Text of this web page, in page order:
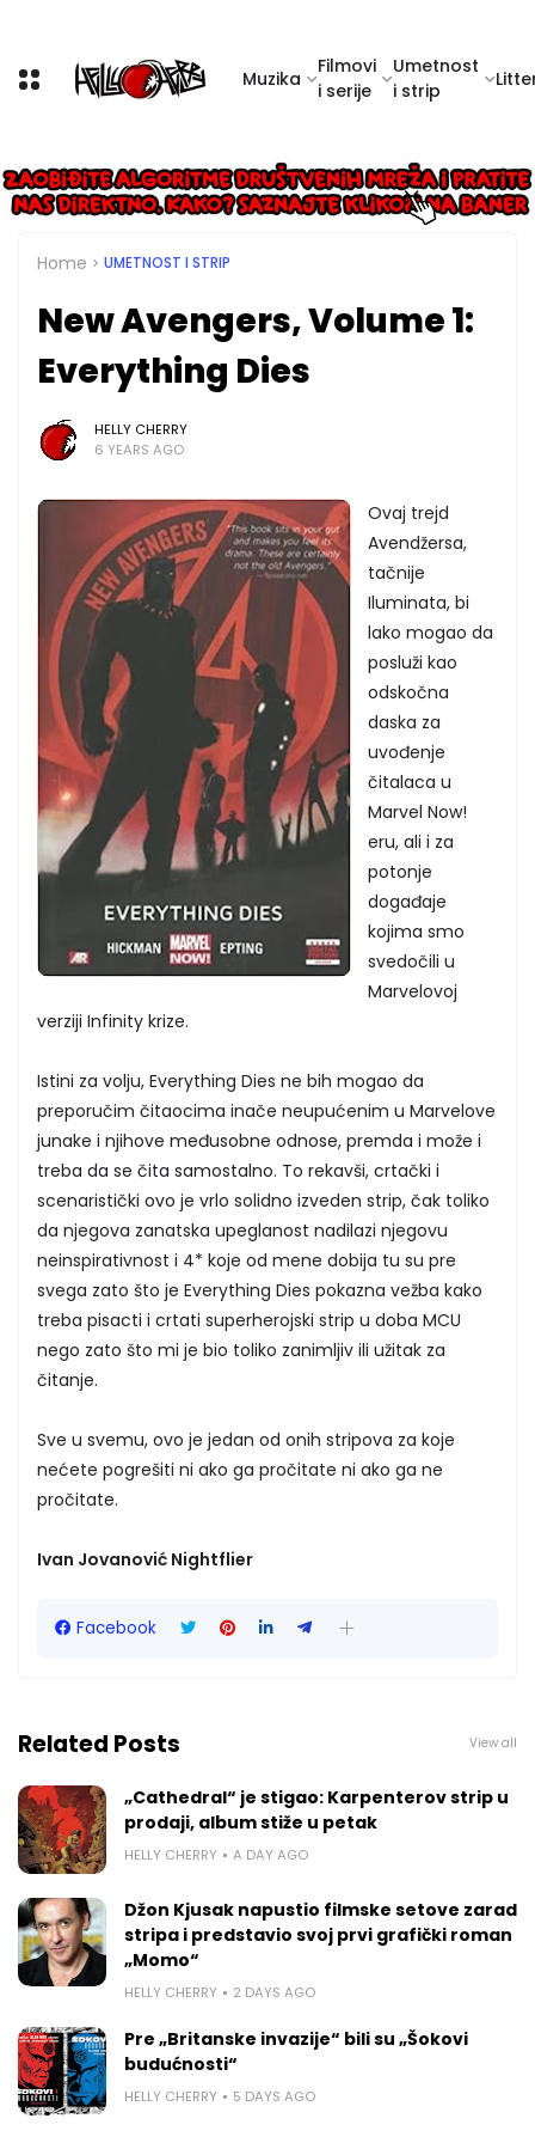
Muzika
Filmovi
i serije
Umetnost
i strip
Home UMETNOST I STRIP
New Avengers, Volume 1:
Everything Dies
HELLY CHERRY
6 YEARS AGO
Ovaj trejd
Avendžersa,
tačnije
Iluminata, bi
lako mogao da
posluži kao
odskočna
daska za
uvođenje
čitalaca u
Marvel Now!
eru, ali i za
potonje
događaje
kojima smo
svedočili u
Marvelovoj
verziji Infinity krize.
Istini za volju, Everything Dies ne bih mogao da
preporučim čitaocima inače neupućenim u Marvelove
junake i njihove međusobne odnose, premda i može i
treba da se čita samostalno. To rekavši, crtački i
scenaristički ovo je vrlo solidno izveden strip, čak toliko
da njegova zanatska upeglanost nadilazi njegovu
neinspirativnost i 4* koje od mene dobija tu su pre
svega zato što je Everything Dies pokazna vežba kako
treba pisacti i crtati superherojski strip u doba MCU
nego zato što mi je bio toliko zanimljiv ili užitak za
čitanje.
Sve u svemu, ovo je jedan od onih stripova za koje
nećete pogrešiti ni ako ga pročitate ni ako ga ne
pročitate.
Ivan Jovanović Nightflier
Facebook
Related Posts View all
„Cathedral“ je stigao: Karpenterov strip u
prodaji, album stiže u petak
HELLY CHERRY A DAY AGO
Džon Kjusak napustio filmske setove zarad
stripa i predstavio svoj prvi grafički roman
„Momo“
HELLY CHERRY 2 DAYS AGO
Pre „Britanske invazije“ bili su „Šokovi
budućnosti“
HELLY CHERRY 5 DAYS AGO